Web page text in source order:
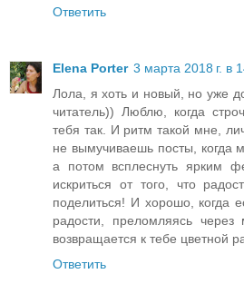
Ответить
Elena Porter 3 марта 2018 г. в
Лола, я хоть и новый, но уже
читатель)) Люблю, когда
тебя так. И ритм такой мне,
не вымучиваешь посты, когда
а потом всплеснуть ярким
искриться от того, что
поделиться! И хорошо, когда
радости, преломляясь через
возвращается к тебе цветной
Ответить